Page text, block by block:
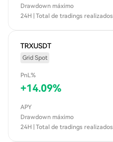
Drawdown máximo
24H | Total de tradings realizados
TRXUSDT
Grid Spot
PnL%
+14.09%
APY
Drawdown máximo
24H | Total de tradings realizados